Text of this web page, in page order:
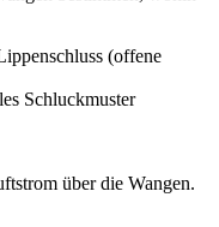
(offene
Schluckmuster
über die Wangen.